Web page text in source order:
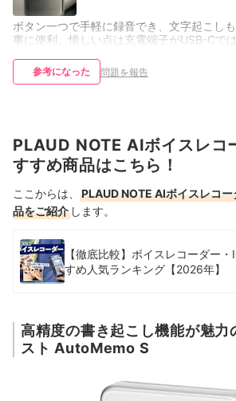
ボタン一つで手軽に録音でき、文字起こし
事に便利。惜しい点は充電端子がUSB-Cで
参考になった 問題を報告
PLAUD NOTE AIボイスレコ
すすめ商品はこちら！
ここからは、
PLAUD NOTE AIボイスレコ
品をご紹介 します。
【徹底比較】ボイスレコーダー
すめ人気ランキング【2026年】
高精度の書き起こし機能が魅力
スト AutoMemo S